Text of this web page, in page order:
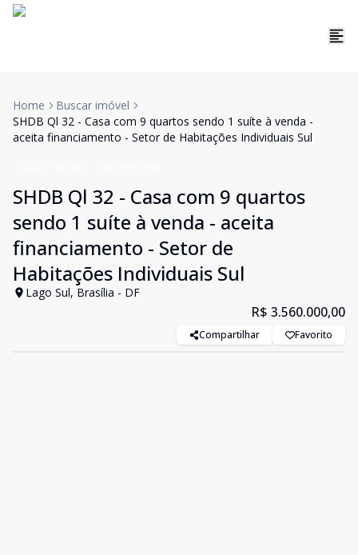
Home
Buscar imóvel
SHDB Ql 32 - Casa com 9 quartos sendo 1 suíte à venda -
aceita financiamento - Setor de Habitações Individuais Sul
SHDB Ql 32 - Casa com 9 quartos
sendo 1 suíte à venda - aceita
financiamento - Setor de
Habitações Individuais Sul
Lago Sul, Brasília - DF
R$ 3.560.000,00
Compartilhar Favorito